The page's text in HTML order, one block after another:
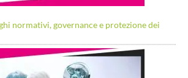
normativi, governance e protezione dei